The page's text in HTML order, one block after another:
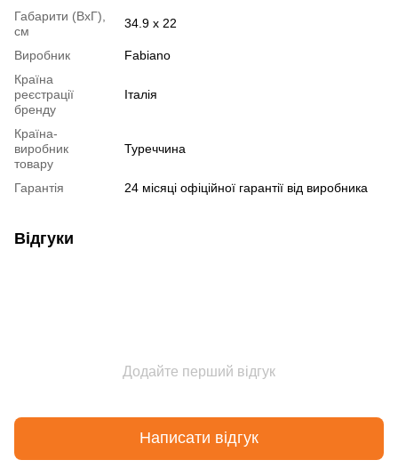
Габарити (ВхГ),
см
34.9 х 22
Виробник
Fabiano
Країна
реєстрації
бренду
Італія
Країна-
виробник
товару
Туреччина
Гарантія 24 місяці офіційної гарантії від виробника
Відгуки
Додайте перший відгук
Написати відгук